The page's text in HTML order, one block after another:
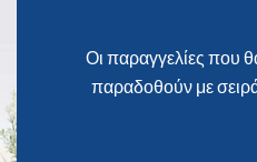
Οι παραγγελίες που
παραδοθούν με